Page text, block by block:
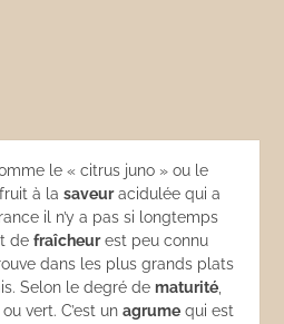
le « citrus juno » ou le
fruit à lasaveuracidulée qui a
il n’y a pas si longtemps
defraîcheurest peu connu
dans les plus grands plats
Selon le degré dematurité
vert. C’est unagrume qui est